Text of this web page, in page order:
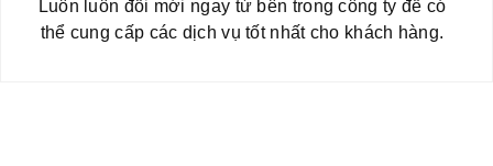
Luôn luôn đổi mới ngay từ bên trong công ty để có
thể cung cấp các dịch vụ tốt nhất cho khách hàng.